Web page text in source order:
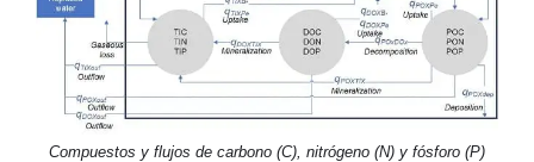
Compuestos y flujos de carbono (C), nitrógeno (N) y fósforo (P)